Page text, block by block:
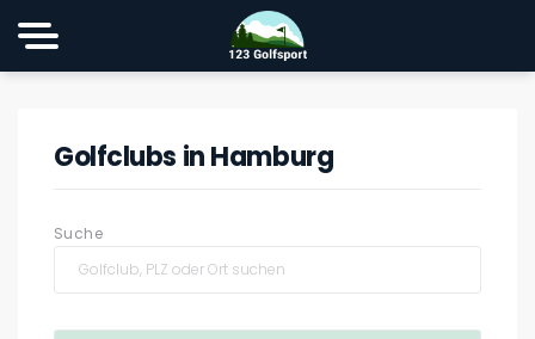
Golfclubs in Hamburg
Suche